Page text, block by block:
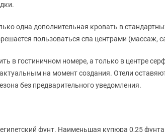
одна дополнительная кровать в
пользоваться спа центрами (массаж,
в гостиничном номере, а только в центре
на момент создания. Отели
без предварительного уведомления.
фунт. Наименьшая купюра 0,25